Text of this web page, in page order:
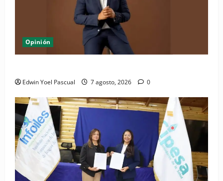
Opinión
Edwin Yoel Pascual 7 agosto, 2026 0